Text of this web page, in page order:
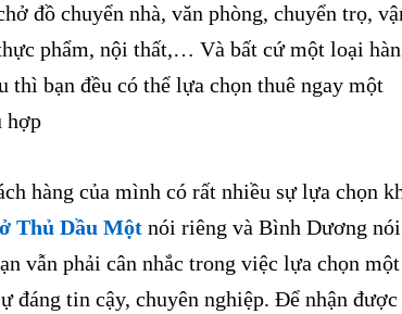
đồ chuyển nhà, văn phòng, chuyển trọ,
phẩm, nội thất,… Và bất cứ một loại
thì bạn đều có thể lựa chọn thuê ngay một
hợp
hàng của mình có rất nhiều sự lựa chọn
Thủ Dầu Một nói riêng và Bình Dương nói
vẫn phải cân nhắc trong việc lựa chọn một
đáng tin cậy, chuyên nghiệp. Để nhận được